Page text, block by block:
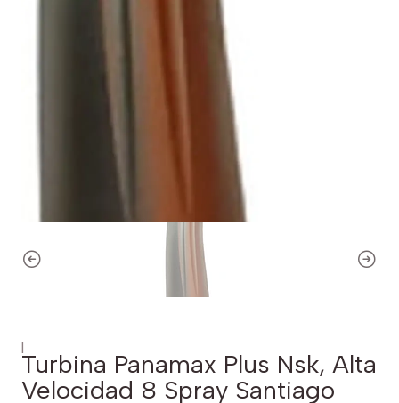
|
Turbina Panamax Plus Nsk, Alta
Velocidad 8 Spray Santiago